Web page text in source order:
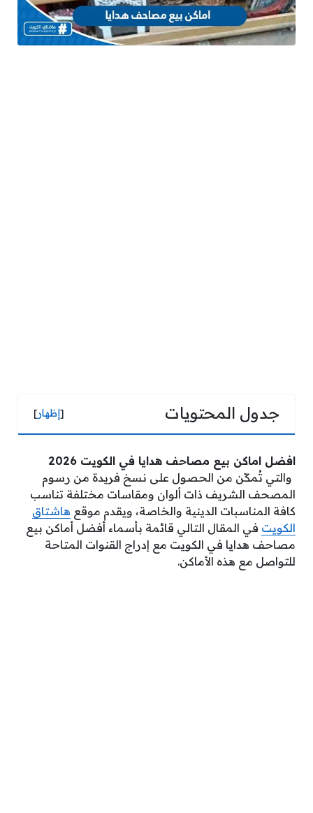
جدول المحتويات [إظهار]
افضل اماكن بيع مصاحف هدايا في الكويت 2026
والتي تُمكّن من الحصول على نسخ فريدة من رسوم
المصحف الشريف ذات ألوان ومقاسات مختلفة تناسب
كافة المناسبات الدينية والخاصة، ويقدم موقع هاشتاق
الكويت في المقال التالي قائمة بأسماء أفضل أماكن بيع
مصاحف هدايا في الكويت مع إدراج القنوات المتاحة
للتواصل مع هذه الأماكن.